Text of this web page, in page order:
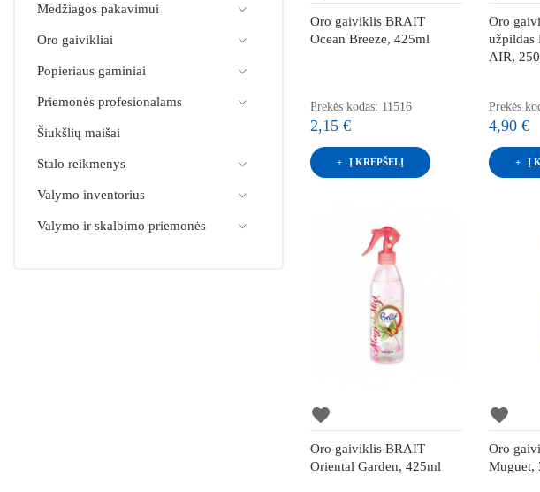
Medžiagos pakavimui
Oro gaivikliai
Popieriaus gaminiai
Priemonės profesionalams
Šiukšlių maišai
Stalo reikmenys
Valymo inventorius
Valymo ir skalbimo priemonės
Oro gaiviklis BRAIT
Ocean Breeze, 425ml
Prekės kodas: 11516
2,15 €
Į KREPŠELĮ
Oro
užpildas
AIR,
Prekės
4,90 €
Į
favorite
Oro gaiviklis BRAIT
Oriental Garden, 425ml
favorite
Oro
Muguet,